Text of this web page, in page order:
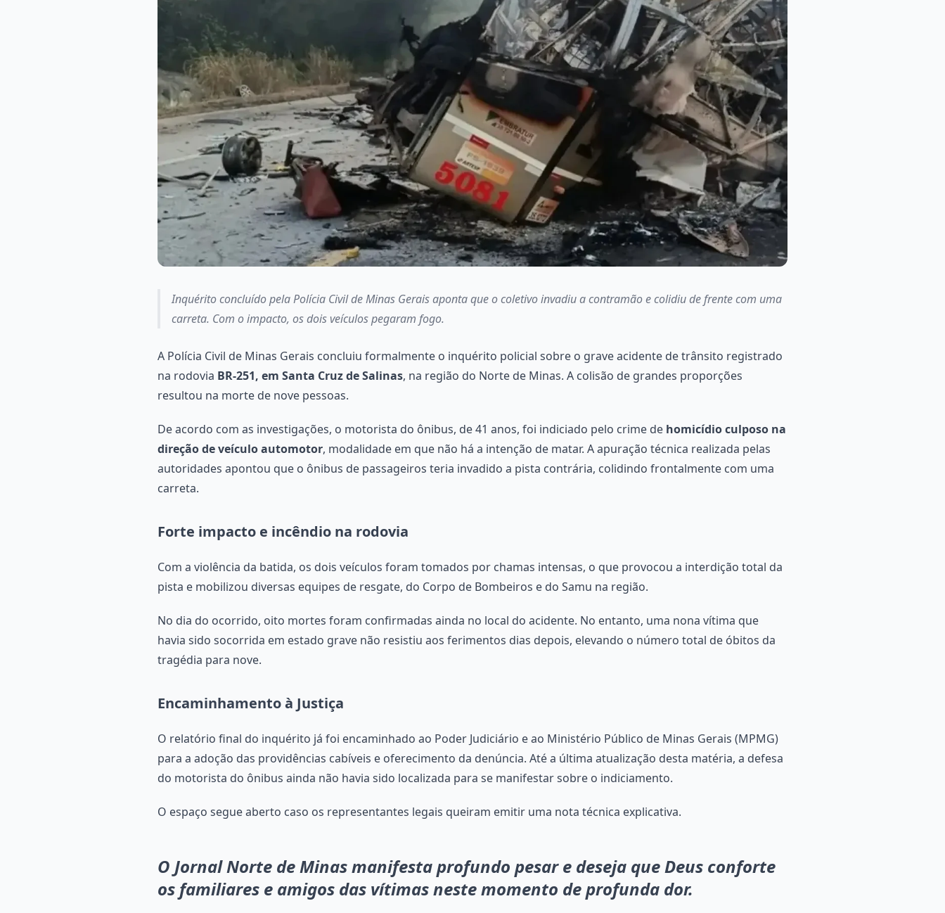
Inquérito concluído pela Polícia Civil de Minas Gerais aponta que o coletivo invadiu a contramão e colidiu de frente com uma
carreta. Com o impacto, os dois veículos pegaram fogo.
A Polícia Civil de Minas Gerais concluiu formalmente o inquérito policial sobre o grave acidente de trânsito registrado
na rodovia BR-251, em Santa Cruz de Salinas, na região do Norte de Minas. A colisão de grandes proporções
resultou na morte de nove pessoas.
De acordo com as investigações, o motorista do ônibus, de 41 anos, foi indiciado pelo crime de homicídio culposo na
direção de veículo automotor, modalidade em que não há a intenção de matar. A apuração técnica realizada pelas
autoridades apontou que o ônibus de passageiros teria invadido a pista contrária, colidindo frontalmente com uma
carreta.
Forte impacto e incêndio na rodovia
Com a violência da batida, os dois veículos foram tomados por chamas intensas, o que provocou a interdição total da
pista e mobilizou diversas equipes de resgate, do Corpo de Bombeiros e do Samu na região.
No dia do ocorrido, oito mortes foram confirmadas ainda no local do acidente. No entanto, uma nona vítima que
havia sido socorrida em estado grave não resistiu aos ferimentos dias depois, elevando o número total de óbitos da
tragédia para nove.
Encaminhamento à Justiça
O relatório final do inquérito já foi encaminhado ao Poder Judiciário e ao Ministério Público de Minas Gerais (MPMG)
para a adoção das providências cabíveis e oferecimento da denúncia. Até a última atualização desta matéria, a defesa
do motorista do ônibus ainda não havia sido localizada para se manifestar sobre o indiciamento.
O espaço segue aberto caso os representantes legais queiram emitir uma nota técnica explicativa.
O Jornal Norte de Minas manifesta profundo pesar e deseja que Deus conforte
os familiares e amigos das vítimas neste momento de profunda dor.